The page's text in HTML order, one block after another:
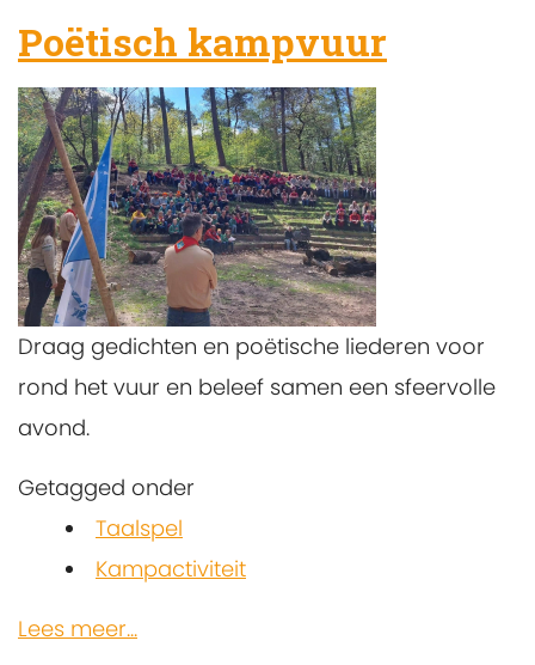
Poëtisch kampvuur
Draag gedichten en poëtische liederen voor
rond het vuur en beleef samen een sfeervolle
avond.
Getagged onder
Taalspel
Kampactiviteit
Lees meer...